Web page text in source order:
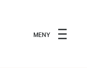
MENY